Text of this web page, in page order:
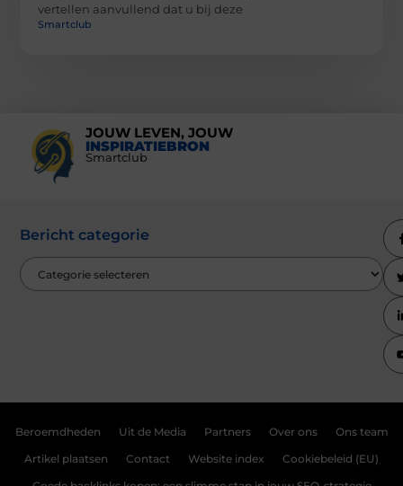
vertellen aanvullend dat u bij deze
Smartclub
JOUW LEVEN, JOUW
INSPIRATIEBRON
Smartclub
Bericht categorie
Beroemdheden Uit de Media Partners Over ons Ons team
Artikel plaatsen Contact Website index Cookiebeleid (EU)